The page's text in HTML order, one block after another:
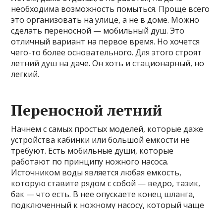
необходима возможность помыться. Проще всего
это организовать на улице, а не в доме. Можно
сделать переносной — мобильный душ. Это
отличный вариант на первое время. Но хочется
чего-то более основательного. Для этого строят
летний душ на даче. Он хоть и стационарный, но
легкий.
Переносной летний
Начнем с самых простых моделей, которые даже
устройства кабинки или большой емкости не
требуют. Есть мобильные души, которые
работают по принципу ножного насоса.
Источником воды является любая емкость,
которую ставите рядом с собой — ведро, тазик,
бак — что есть. В нее опускаете конец шланга,
подключенный к ножному насосу, который чаще